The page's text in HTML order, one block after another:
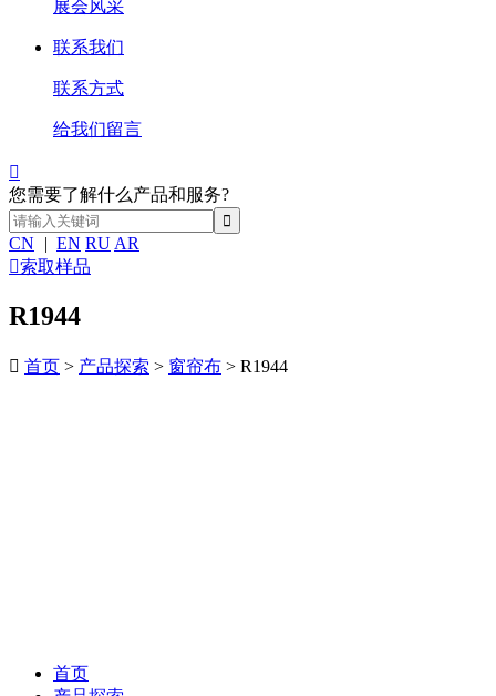
展会风采
联系我们
联系方式
给我们留言

您需要了解什么产品和服务?
CN | EN RU AR
索取样品
R1944
 首页 > 产品探索 > 窗帘布 > R1944
首页